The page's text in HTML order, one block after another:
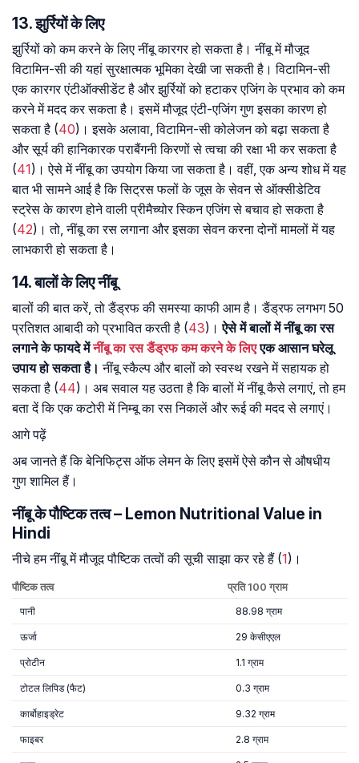
13. झुर्रियों के लिए
झुर्रियों को कम करने के लिए नींबू कारगर हो सकता है। नींबू में मौजूद
विटामिन-सी की यहां सुरक्षात्मक भूमिका देखी जा सकती है। विटामिन-सी
एक कारगर एंटीऑक्सीडेंट है और झुर्रियों को हटाकर एजिंग के प्रभाव को कम
करने में मदद कर सकता है। इसमें मौजूद एंटी-एजिंग गुण इसका कारण हो
सकता है (40)। इसके अलावा, विटामिन-सी कोलेजन को बढ़ा सकता है
और सूर्य की हानिकारक पराबैंगनी किरणों से त्वचा की रक्षा भी कर सकता है
(41)। ऐसे में नींबू का उपयोग किया जा सकता है। वहीं, एक अन्य शोध में यह
बात भी सामने आई है कि सिट्रस फलों के जूस के सेवन से ऑक्सीडेटिव
स्ट्रेस के कारण होने वाली प्रीमैच्योर स्किन एजिंग से बचाव हो सकता है
(42)। तो, नींबू का रस लगाना और इसका सेवन करना दोनों मामलों में यह
लाभकारी हो सकता है।
14. बालों के लिए नींबू
बालों की बात करें, तो डैंड्रफ की समस्या काफी आम है। डैंड्रफ लगभग 50
प्रतिशत आबादी को प्रभावित करती है (43)। ऐसे में बालों में नींबू का रस
लगाने के फायदे मेंनींबू का रस डैंड्रफ कम करने के लिएएक आसान घरेलू
उपाय हो सकता है। नींबू स्कैल्प और बालों को स्वस्थ रखने में सहायक हो
सकता है (44)। अब सवाल यह उठता है कि बालों में नींबू कैसे लगाएं, तो हम
बता दें कि एक कटोरी में निम्बू का रस निकालें और रूई की मदद से लगाएं।
आगे पढ़ें
अब जानते हैं कि बेनिफिट्स ऑफ लेमन के लिए इसमें ऐसे कौन से औषधीय
गुण शामिल हैं।
नींबू के पौष्टिक तत्व – Lemon Nutritional Value in
Hindi
नीचे हम नींबू में मौजूद पौष्टिक तत्वों की सूची साझा कर रहे हैं (1)।
पौष्टिकतत्व प्रति 100 ग्राम
पानी 88.98 ग्राम
ऊर्जा 29 केसीएएल
प्रोटीन 1.1 ग्राम
टोटल लिपिड (फैट) 0.3 ग्राम
कार्बोहाइड्रेट 9.32 ग्राम
फाइबर 2.8 ग्राम